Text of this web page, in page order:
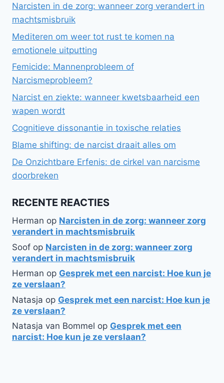
Narcisten in de zorg: wanneer zorg verandert in
machtsmisbruik
Mediteren om weer tot rust te komen na
emotionele uitputting
Femicide: Mannenprobleem of
Narcismeprobleem?
Narcist en ziekte: wanneer kwetsbaarheid een
wapen wordt
Cognitieve dissonantie in toxische relaties
Blame shifting: de narcist draait alles om
De Onzichtbare Erfenis: de cirkel van narcisme
doorbreken
RECENTE REACTIES
Herman op Narcisten in de zorg: wanneer zorg
verandert in machtsmisbruik
Soof op Narcisten in de zorg: wanneer zorg
verandert in machtsmisbruik
Herman op Gesprek met een narcist: Hoe kun je
ze verslaan?
Natasja op Gesprek met een narcist: Hoe kun je
ze verslaan?
Natasja van Bommel op Gesprek met een
narcist: Hoe kun je ze verslaan?